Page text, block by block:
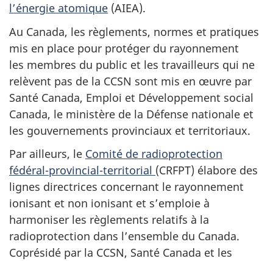
l’énergie atomique (AIEA).
Au Canada, les règlements, normes et pratiques
mis en place pour protéger du rayonnement
les membres du public et les travailleurs qui ne
relèvent pas de la CCSN sont mis en œuvre par
Santé Canada, Emploi et Développement social
Canada, le ministère de la Défense nationale et
les gouvernements provinciaux et territoriaux.
Par ailleurs, le Comité de radioprotection
fédéral-provincial-territorial (CRFPT) élabore des
lignes directrices concernant le rayonnement
ionisant et non ionisant et s’emploie à
harmoniser les règlements relatifs à la
radioprotection dans l’ensemble du Canada.
Coprésidé par la CCSN, Santé Canada et les